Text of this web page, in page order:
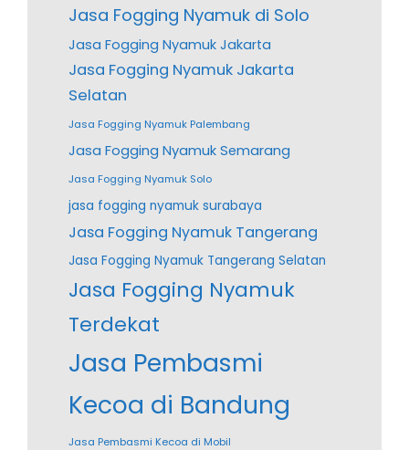
Jasa Fogging Nyamuk di Solo
Jasa Fogging Nyamuk Jakarta
Jasa Fogging Nyamuk Jakarta
Selatan
Jasa Fogging Nyamuk Palembang
Jasa Fogging Nyamuk Semarang
Jasa Fogging Nyamuk Solo
jasa fogging nyamuk surabaya
Jasa Fogging Nyamuk Tangerang
Jasa Fogging Nyamuk Tangerang Selatan
Jasa Fogging Nyamuk
Terdekat
Jasa Pembasmi
Kecoa di Bandung
Jasa Pembasmi Kecoa di Mobil